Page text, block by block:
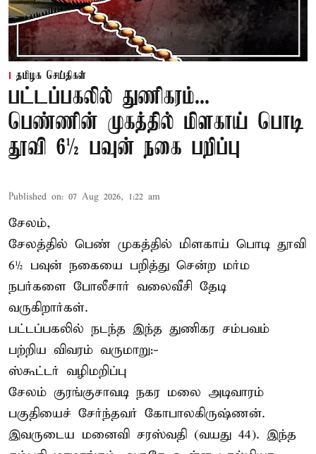
தமிழக செய்திகள்
பட்டப்பகலில் துணிகரம்...
பெண்ணின் முகத்தில் மிளகாய் பொடி
தூவி 6½ பவுன் நகை பறிப்பு
Published on: 07 Aug 2026, 1:22 am
சேலம்,
சேலத்தில் பெண் முகத்தில் மிளகாய் பொடி தூவி
6½ பவுன் நகையை பறித்து சென்ற மர்ம
நபர்களை போலீசார் வலைவீசி தேடி
வருகிறார்கள்.
பட்டப்பகலில் நடந்த இந்த துணிகர சம்பவம்
பற்றிய விவரம் வருமாறு:-
ஸ்கூட்டர் வழிமறிப்பு
சேலம் குரங்குசாவடி நகர மலை அடிவாரம்
பகுதியைச் சேர்ந்தவர் கோபாலகிருஷ்ணன்.
இவருடைய மனைவி சரஸ்வதி (வயது 44). இந்த